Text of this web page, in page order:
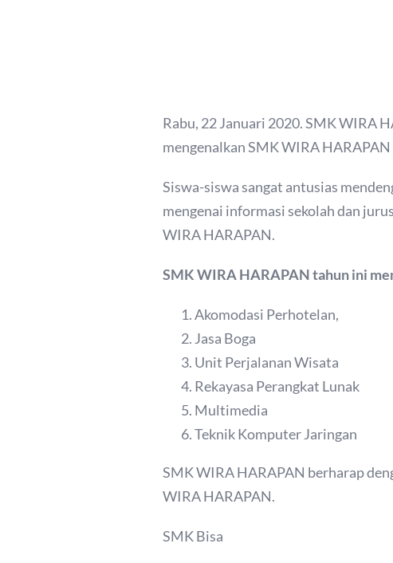
Rabu, 22 Januari 2020. SMK WIRA
mengenalkan SMK WIRA
Siswa-siswa sangat antusias
mengenai informasi sekolah dan
WIRA HARAPAN.
SMK WIRA HARAPAN tahun ini
Akomodasi Perhotelan,
Jasa Boga
Unit Perjalanan Wisata
Rekayasa Perangkat Lunak
Multimedia
Teknik Komputer Jaringan
SMK WIRA HARAPAN berharap
WIRA HARAPAN.
SMK Bisa